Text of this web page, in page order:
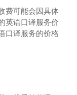
费可能会因具体
英语口译服务价
口译服务的价格